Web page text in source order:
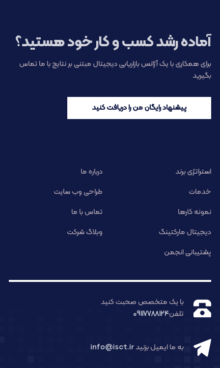
آماده رشد کسب و کار خود هستید؟
برای همکاری با یک آژانس بازاریابی دیجیتال مبتنی بر نتایج با ما تماس
بگیرید
پیشنهاد رایگان من را دریافت کنید
استراتژی برند
درباره ما
خدمات
طراحی وب سایت
نمونه کارها
تماس با ما
دیجیتال مارکتینگ
وبلاگ شرکت
پشتیبانی انجمن
با یک متخصص صحبت کنید
تلفن09117788124
به ما ایمیل بزنیدinfo@isct.ir